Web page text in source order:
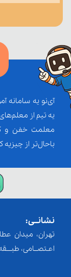
آی‌نو یه سامانه
یه تیم از
معلمت خفن و
باحال‌تر از
نشانــی:
اعـتصــامی، طبـــقه